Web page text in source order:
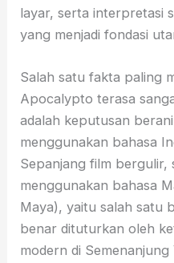
layar, serta interpretasi
yang menjadi fondasi
Salah satu fakta paling
Apocalypto terasa
adalah keputusan
menggunakan bahasa
Sepanjang film
menggunakan bahasa
Maya), yaitu salah satu
benar dituturkan oleh
modern di Semenanjung